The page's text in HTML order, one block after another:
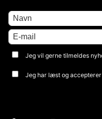
Jeg vil gerne tilmeldes
Jeg har læst og